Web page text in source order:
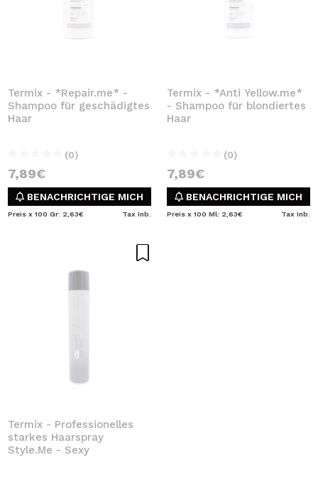
Termix - *Repair.me* -
Shampoo für geschädigtes
Haar
(0)
7,89€
BENACHRICHTIGE MICH
Preis x 100 Gr: 2,63€ Tax Inb.
Termix - *Anti Yellow.me*
- Shampoo für blondiertes
Haar
(0)
7,89€
BENACHRICHTIGE MICH
Preis x 100 Ml: 2,63€ Tax Inb.
Termix - Professionelles
starkes Haarspray
Style.Me - Sexy